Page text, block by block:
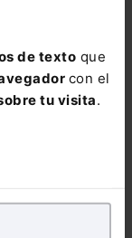
de texto que
con el
tu visita.
en
publicitarios,